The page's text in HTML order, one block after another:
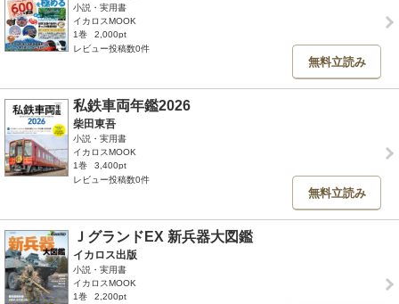
小説・実用書
イカロスMOOK
1巻
2,000pt
レビュー投稿数0件
無料立読み
私鉄⾞両年鑑2026
柴田東吾
小説・実用書
イカロスMOOK
1巻
3,400pt
レビュー投稿数0件
無料立読み
ＪグランドEX 新兵器⼤図鑑
イカロス出版
小説・実用書
イカロスMOOK
1巻
2,200pt